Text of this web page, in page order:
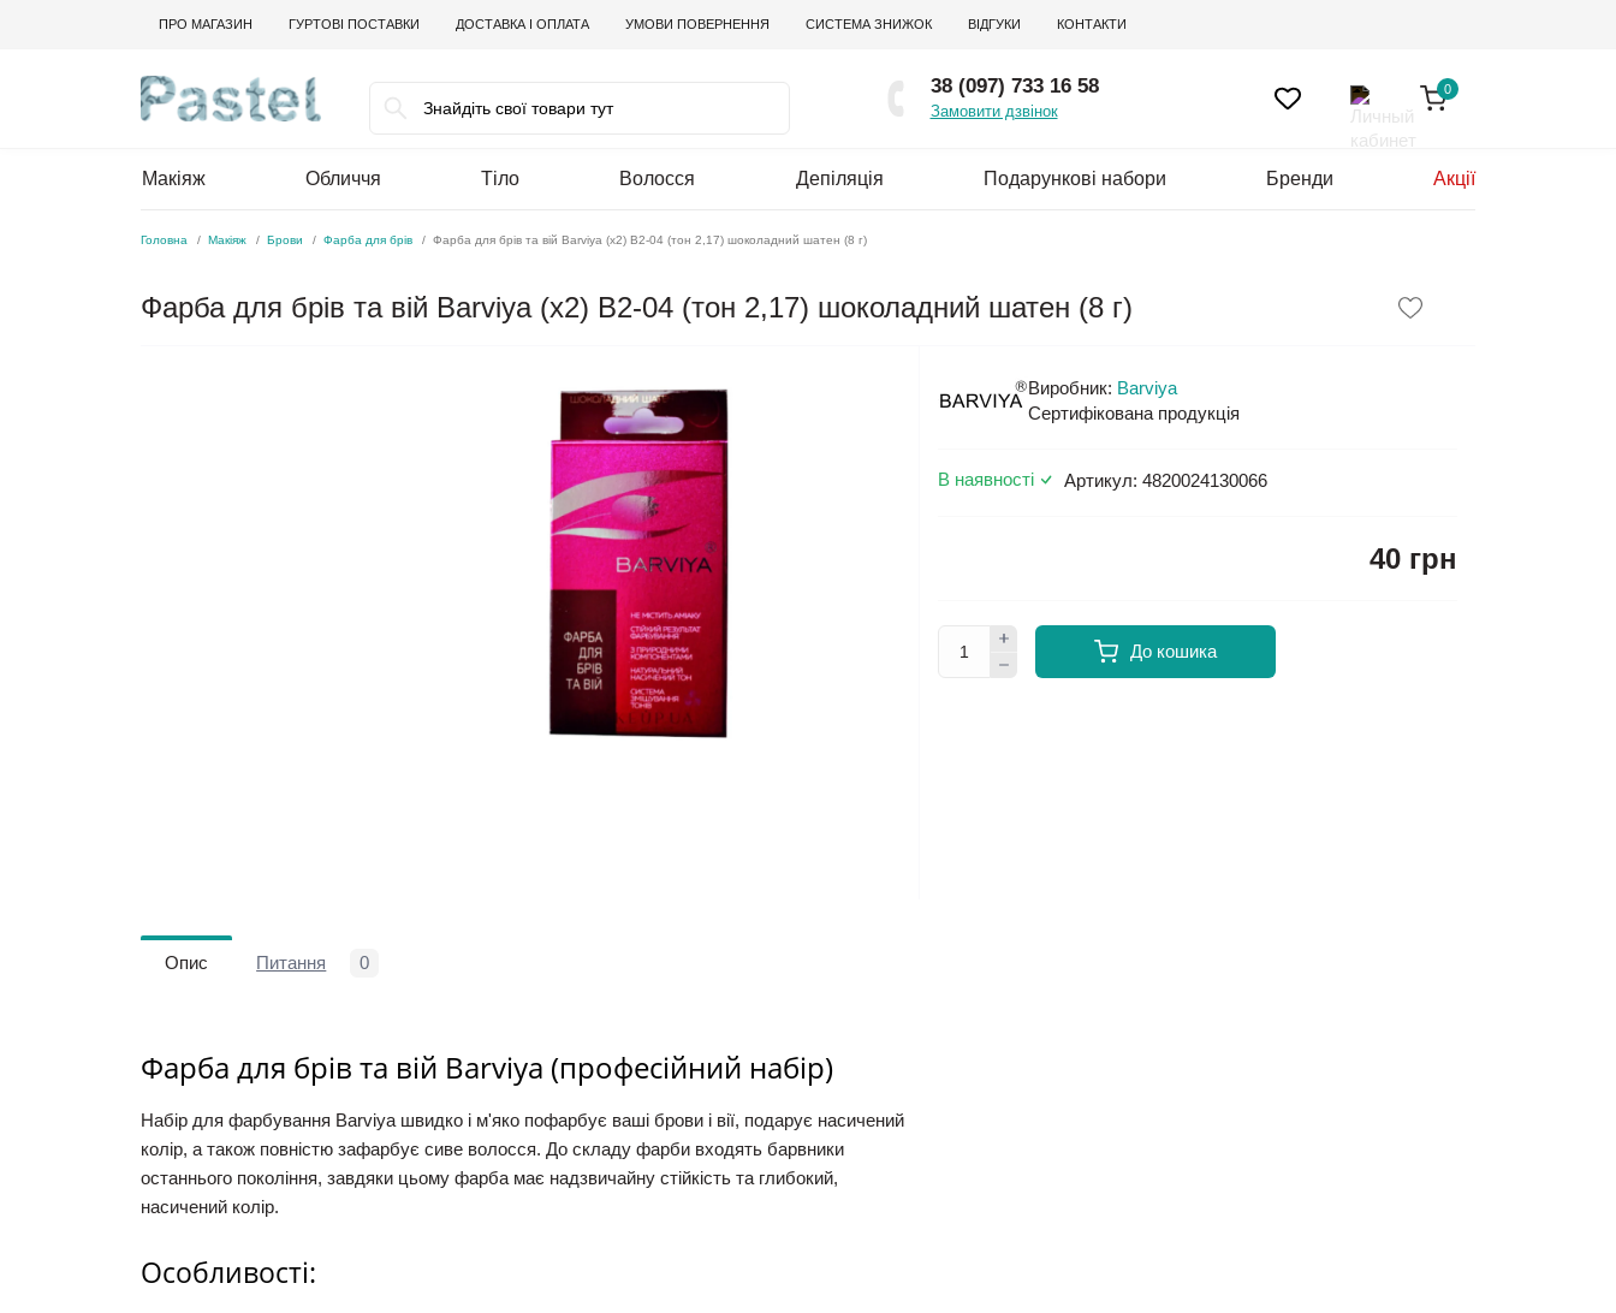
ПРО МАГАЗИН ГУРТОВІ ПОСТАВКИ ДОСТАВКА І ОПЛАТА УМОВИ ПОВЕРНЕННЯ СИСТЕМА ЗНИЖОК ВІДГУКИ КОНТАКТИ
38 (097) 733 16 58
Замовити дзвінок
0
Макіяж Обличчя Тіло Волосся Депіляція Подарункові набори Бренди Акції
Головна Макіяж Брови Фарба для брів Фарба для брів та вій Barviya (x2) B2-04 (тон 2,17) шоколадний шатен (8 г)
Фарба для брів та вій Barviya (x2) B2-04 (тон 2,17) шоколадний шатен (8 г)
Виробник: Barviya
Сертифікована продукція
В наявності Артикул: 4820024130066
40 грн
До кошика
Опис Питання 0
Фарба для брів та вій Barviya (професійний набір)
Набір для фарбування Barviya швидко і м'яко пофарбує ваші брови і вії, подарує насичений
колір, а також повністю зафарбує сиве волосся. До складу фарби входять барвники
останнього покоління, завдяки цьому фарба має надзвичайну стійкість та глибокий,
насичений колір.
Особливості: